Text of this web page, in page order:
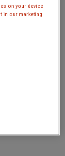
on your device
in our marketing